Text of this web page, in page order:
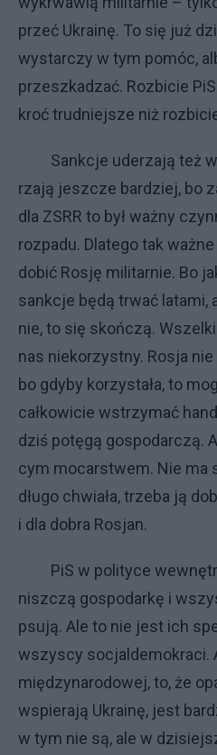
przeć Ukra­inę. To się już
wy­star­czy w tym po­móc,
prze­szka­dzać. Roz­bi­cie
kroć trud­niej­sze niż
Sank­cje ude­rza­ją też w
rza­ją jesz­cze bar­dziej, bo
dla ZSRR to był waż­ny
roz­pa­du. Dla­te­go tak
do­bić Ro­sję mi­li­tar­nie. Bo
sank­cje bę­dą trwać la­ta­mi,
nie, to się skoń­czą.
nas nie­ko­rzyst­ny. Ro­sja
bo gdy­by ko­rzy­sta­ła, to
cał­ko­wi­cie wstrzy­mać
dziś po­tę­gą go­spo­dar­czą.
cym mo­car­stwem. Nie ma
dłu­go chwia­ła, trze­ba ją
i dla do­bra Ro­sjan.
PiS w po­li­ty­ce
nisz­czą go­spo­dar­kę i
psu­ją. Ale to nie je­st ich
wszy­scy so­cjal­de­mo­kra­ci.
mię­dzy­na­ro­do­wej, to, że
wspie­ra­ją Ukra­inę, je­st
w tym nie są, ale w